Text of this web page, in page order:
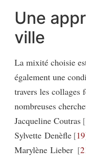
Une
ville
La mixité choisie
également une
travers les collages
nombreuses
Jacqueline Coutras
Sylvette Denèfle 19
Marylène Lieber